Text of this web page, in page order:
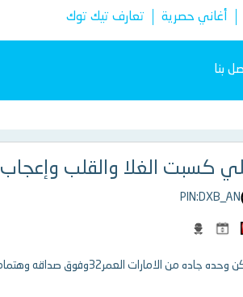
أغاني حصرية تعارف تيك توك
بنا
كسبت الغلا والقلب وإعجاب
PIN:DXB_AN
جاده من الامارات العمر32وفوق صداقه وهتمام وتواصل وحب ماتسلا اضيف اسناب؟